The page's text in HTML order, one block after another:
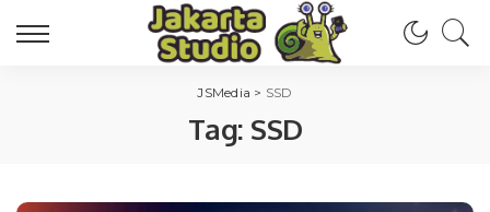
JSMedia > SSD
Tag: SSD